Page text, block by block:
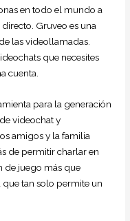
en todo el mundo a
Gruveo es una
las videollamadas.
que necesites
cuenta.
para la generación
videochat y
amigos y la familia
de permitir charlar en
de juego más que
que tan solo permite un